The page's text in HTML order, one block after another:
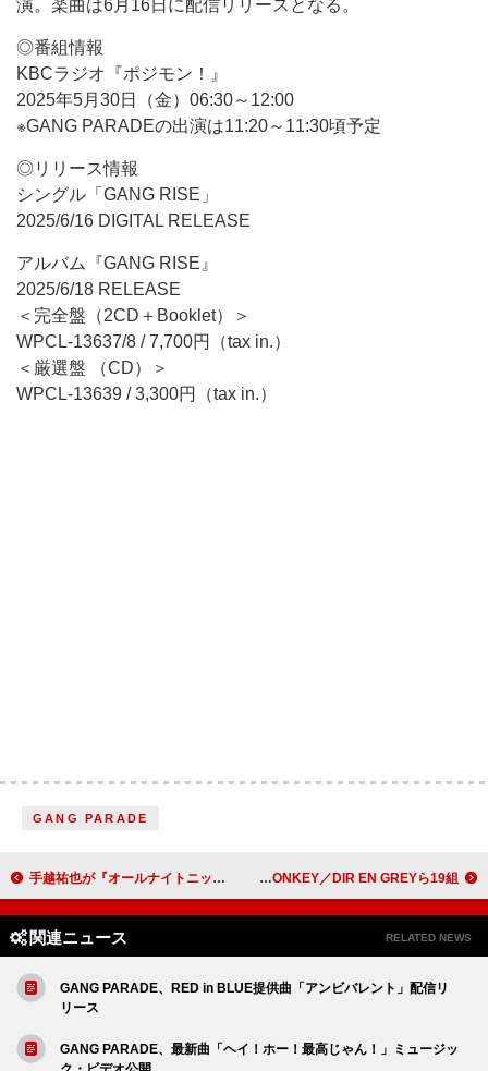
演。楽曲は6月16日に配信リリースとなる。
◎番組情報
KBCラジオ『ポジモン！』
2025年5月30日（金）06:30～12:00
※GANG PARADEの出演は11:20～11:30頃予定
◎リリース情報
シングル「GANG RISE」
2025/6/16 DIGITAL RELEASE
アルバム『GANG RISE』
2025/6/18 RELEASE
＜完全盤（2CD＋Booklet）＞
WPCL-13637/8 / 7,700円（tax in.）
＜厳選盤 （CD）＞
WPCL-13639 / 3,300円（tax in.）
GANG PARADE
手越祐也が『オールナイトニッポン0』パーソナリティ、“スーパーポジティブ”な2時間 LUNA SEA、【LUNATIC FEST. 2025】出演者を一挙公開 BUCK∞TICK／黒夢／BRAHMAN／THE YELLOW MONKEY／DIR EN GREYら19組
関連ニュース RELATED NEWS
GANG PARADE、RED in BLUE提供曲「アンビバレント」配信リ
リース
GANG PARADE、最新曲「ヘイ！ホー！最高じゃん！」ミュージッ